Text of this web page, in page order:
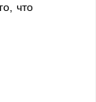
что